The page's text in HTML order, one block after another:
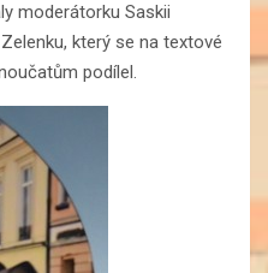
moderátorku Saskii
který se na textové
podílel.